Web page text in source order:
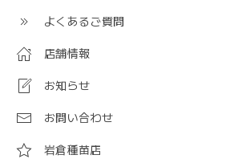
よくあるご質問
店舗情報
お知らせ
お問い合わせ
岩倉種苗店